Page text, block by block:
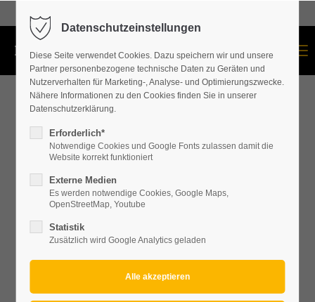
Datenschutzeinstellungen
Diese Seite verwendet Cookies. Dazu speichern wir und unsere
Partner personenbezogene technische Daten zu Geräten und
Nutzerverhalten für Marketing-, Analyse- und Optimierungszwecke.
Nähere Informationen zu den Cookies finden Sie in unserer
Datenschutzerklärung.
Erforderlich*
Notwendige Cookies und Google Fonts zulassen damit die
Website korrekt funktioniert
Externe Medien
Es werden notwendige Cookies, Google Maps,
OpenStreetMap, Youtube
Statistik
Zusätzlich wird Google Analytics geladen